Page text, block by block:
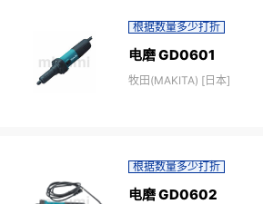
根据数量多少打折
电磨 GD0601
牧田(MAKITA) [日本]
根据数量多少打折
电磨 GD0602